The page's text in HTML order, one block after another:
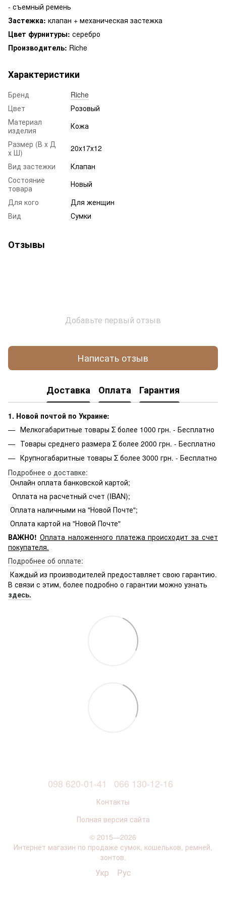
- съемный ремень
Застежка: клапан + механическая застежка
Цвет фурнитуры: серебро
Производитель: Riche
Характеристики
Бренд
Riche
Цвет
Розовый
Материал
изделия
Кожа
Размер (В х Д
х Ш)
20х17х12
Вид застежки
Клапан
Состояние
товара
Новый
Для кого
Для женщин
Вид
Сумки
Отзывы
Добавьте первый отзыв
Написать отзыв
Доставка Оплата Гарантия
1. Новой почтой по Украине:
Мелкогабаритные товары Σ более 1000 грн. - Бесплатно
Товары среднего размера Σ более 2000 грн. - Бесплатно
Крупногабаритные товары Σ более 3000 грн. - Бесплатно
Подробнее о доставке:
Онлайн оплата банковской картой;
Оплата на расчетный счет (IBAN);
Оплата наличными на "Новой Почте";
Оплата картой на "Новой Почте"
ВАЖНО! Оплата наложенного платежа происходит за счет
покупателя.
Подробнее об оплате:
Каждый из производителей предоставляет свою гарантию.
В связи с этим, более подробно о гарантии можно узнать
здесь.
098 620-01-41 066 130-12-16
Контакты
Полная версия сайта
© 2015—2026
Интернет магазин по продаже сумок, кошельков, ремней,
зонтов.
Укр Рус